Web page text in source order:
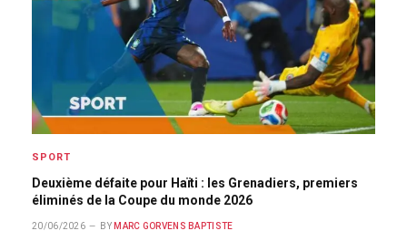
SPORT
Deuxième défaite pour Haïti : les Grenadiers, premiers
éliminés de la Coupe du monde 2026
20/06/2026 BY MARC GORVENS BAPTISTE